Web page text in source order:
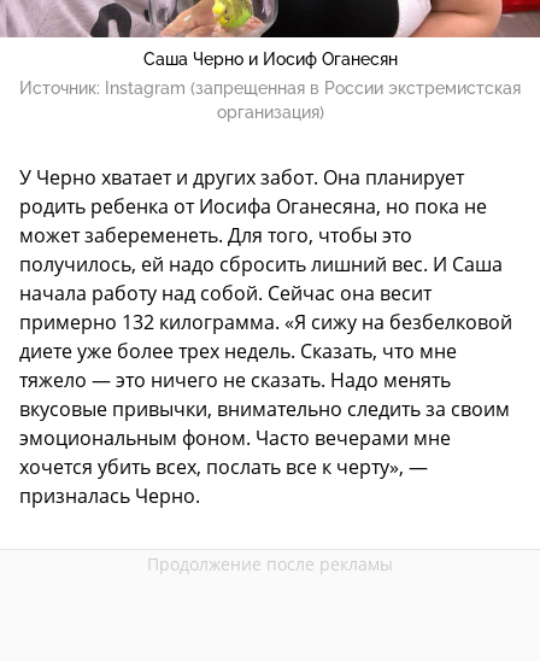
Саша Черно и Иосиф Оганесян
Источник:
Instagram (запрещенная в России экстремистская
организация)
У Черно хватает и других забот. Она планирует
родить ребенка от Иосифа Оганесяна, но пока не
может забеременеть. Для того, чтобы это
получилось, ей надо сбросить лишний вес. И Саша
начала работу над собой. Сейчас она весит
примерно 132 килограмма. «Я сижу на безбелковой
диете уже более трех недель. Сказать, что мне
тяжело — это ничего не сказать. Надо менять
вкусовые привычки, внимательно следить за своим
эмоциональным фоном. Часто вечерами мне
хочется убить всех, послать все к черту», —
призналась Черно.